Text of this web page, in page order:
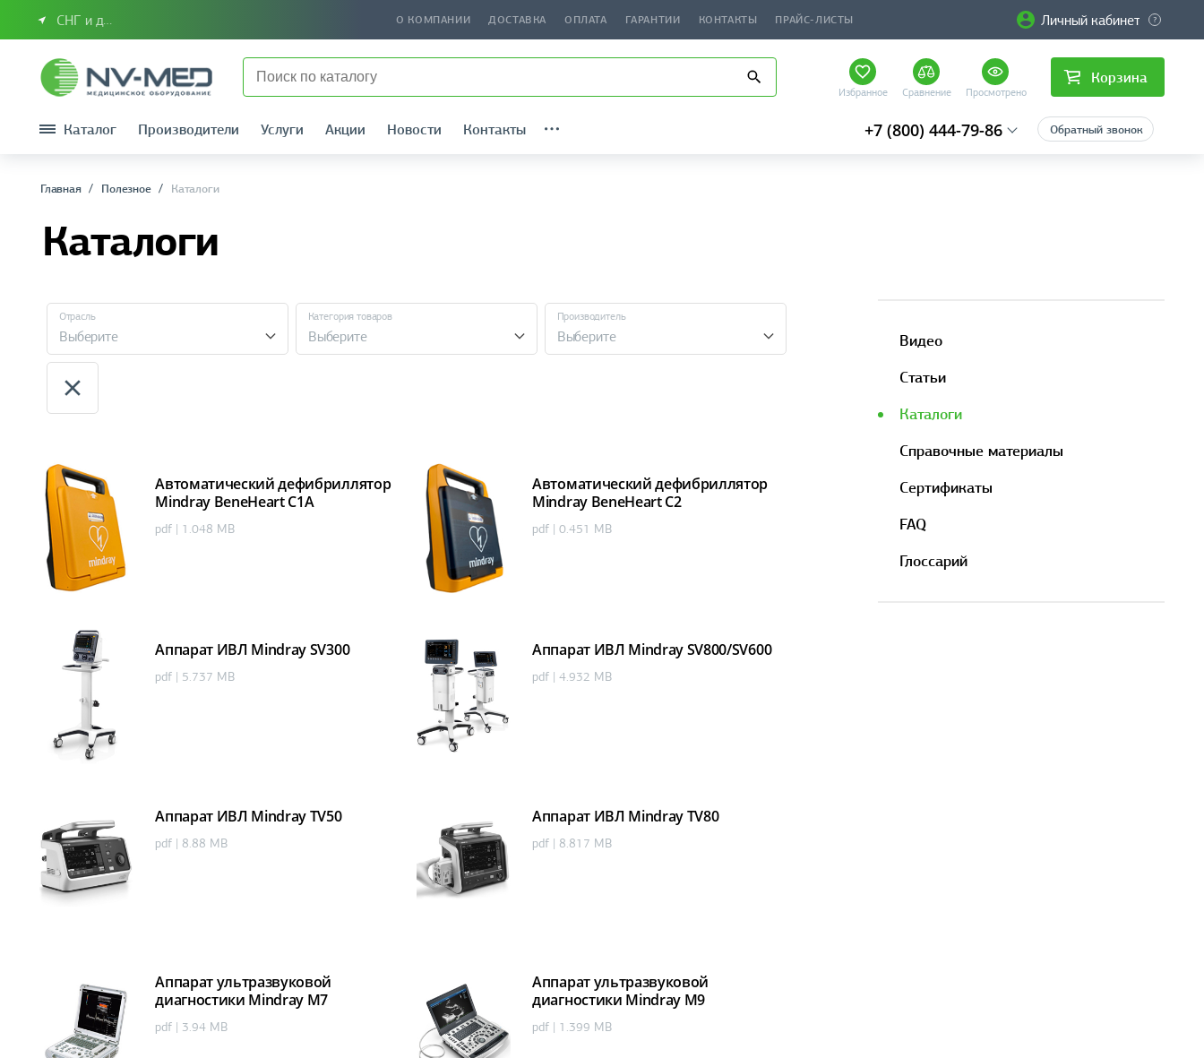
СНГ и другие страны О КОМПАНИИ ДОСТАВКА ОПЛАТА ГАРАНТИИ КОНТАКТЫ ПРАЙС-ЛИСТЫ Личный кабинет
Избранное Сравнение Просмотрено
Корзина
Каталог Производители Услуги Акции Новости Контакты +7 (800) 444-79-86 Обратный звонок
Главная Полезное Каталоги
Каталоги
Отрасль
Выберите
Категория товаров
Выберите
Производитель
Выберите
Автоматический дефибриллятор
Mindray BeneHeart C1A
pdf | 1.048 MB
Автоматический дефибриллятор
Mindray BeneHeart C2
pdf | 0.451 MB
Аппарат ИВЛ Mindray SV300
pdf | 5.737 MB
Аппарат ИВЛ Mindray SV800/SV600
pdf | 4.932 MB
Аппарат ИВЛ Mindray TV50
pdf | 8.88 MB
Аппарат ИВЛ Mindray TV80
pdf | 8.817 MB
Аппарат ультразвуковой
диагностики Mindray M7
pdf | 3.94 MB
Аппарат ультразвуковой
диагностики Mindray M9
pdf | 1.399 MB
Видео
Статьи
Каталоги
Справочные материалы
Сертификаты
FAQ
Глоссарий